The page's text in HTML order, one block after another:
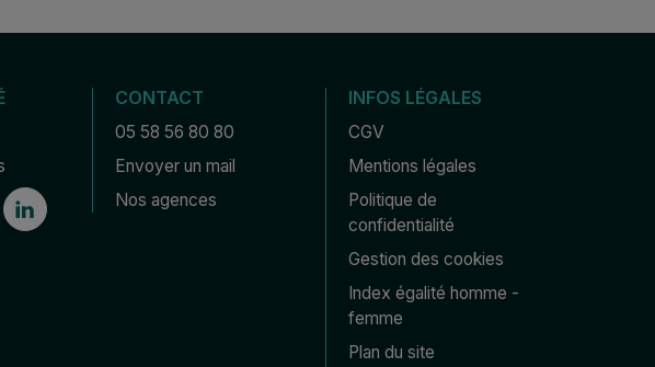
CONTACT
05 58 56 80 80
Envoyer un mail
Nos agences
INFOS LÉGALES
CGV
Mentions légales
Politique de
confidentialité
Gestion des cookies
Index égalité homme -
femme
Plan du site